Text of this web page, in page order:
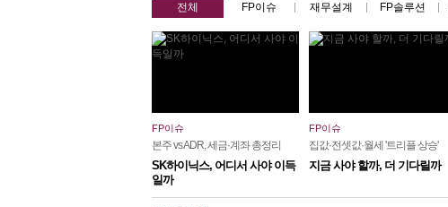
전체 FP이슈 재무설계 FP솔루션
FP이슈
본주 vs ADR, 세금·계좌 총정리
SK하이닉스, 어디서 사야 이득
일까
FP이슈
집값·전셋값·월세 '트리플 상승'
지금 사야 할까, 더 기다릴까